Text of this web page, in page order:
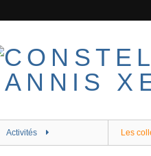
Activités Les